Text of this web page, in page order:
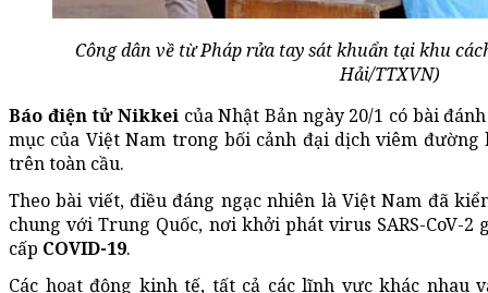
Công dân về từ Pháp rửa tay sát khuẩn tại khu
Hải/TTXVN)
Báo điện tử Nikkei của Nhật Bản ngày 20/1 có bài
mục của Việt Nam trong bối cảnh đại dịch viêm đường
trên toàn cầu.
Theo bài viết, điều đáng ngạc nhiên là Việt Nam đã
chung với Trung Quốc, nơi khởi phát virus SARS-CoV-
cấp COVID-19.
Các hoạt động kinh tế, tất cả các lĩnh vực khác nhau